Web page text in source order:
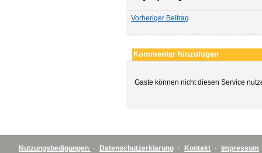
Vorheriger Beitrag
Kommentar hinzufugen
Gaste können nicht diesen Service
Nutzungsbedigungen · Datenschutzerklarung · Kontakt · Impressum